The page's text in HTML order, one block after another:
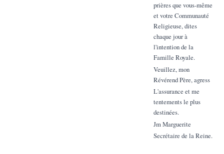
prières que vous-même
et votre Communauté
Religieuse, dites
chaque jour à
l'intention de la
Famille Royale.
Veuillez, mon
Révérend Père, agress
L'assurance et me
tentements le plus
destinées.
Jm Marguerite
Secrétaire de la Reine.